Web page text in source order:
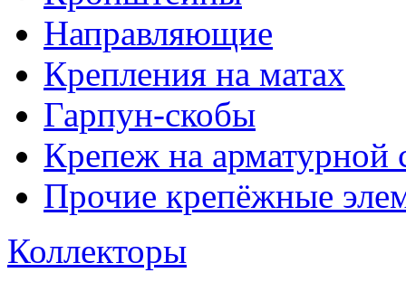
Направляющие
Крепления на матах
Гарпун-скобы
Крепеж на арматурной
Прочие крепёжные
Коллекторы